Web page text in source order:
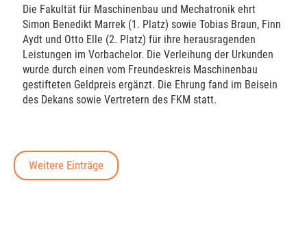
Die Fakultät für Maschinenbau und Mechatronik ehrt
Simon Benedikt Marrek (1. Platz) sowie Tobias Braun, Finn
Aydt und Otto Elle (2. Platz) für ihre herausragenden
Leistungen im Vorbachelor. Die Verleihung der Urkunden
wurde durch einen vom Freundeskreis Maschinenbau
gestifteten Geldpreis ergänzt. Die Ehrung fand im Beisein
des Dekans sowie Vertretern des FKM statt.
Weitere Einträge